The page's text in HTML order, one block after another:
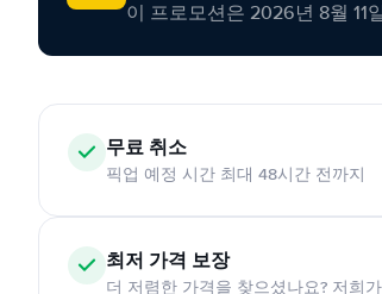
이 프로모션은 2026년 8월 11
무료 취소
픽업 예정 시간 최대 48시간 전까지
최저 가격 보장
더 저렴한 가격을 찾으셨나요? 저희